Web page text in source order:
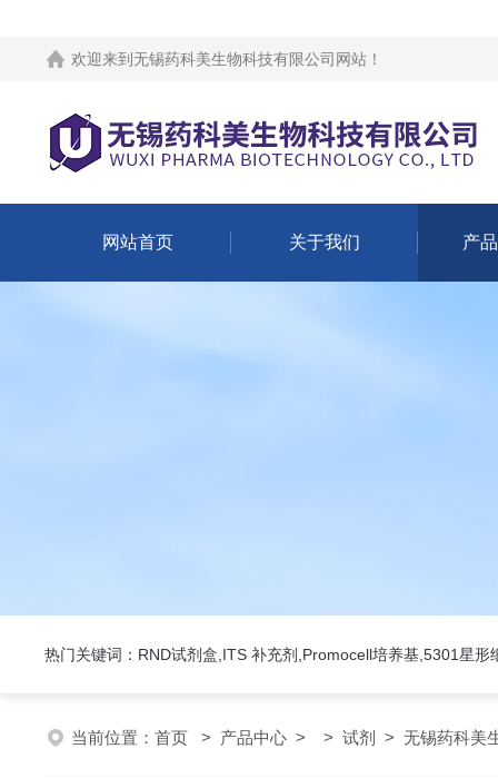
欢迎来到 无锡药科美生物科技有限公司网站 ！
网站首页 关于我们 产
热门关键词：RND试剂盒,ITS 补充剂,Promocell培养基,5301星形
当前位置： 首页 > 产品中心 > > 试剂 > 无锡药科美